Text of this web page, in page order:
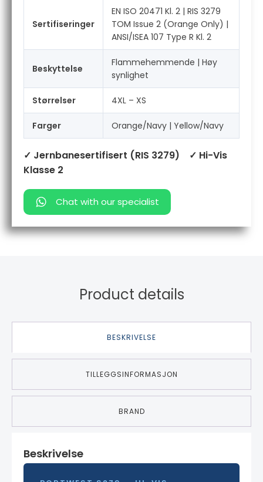
Sertifiseringer
EN ISO 20471 Kl. 2 | RIS 3279
TOM Issue 2 (Orange Only) |
ANSI/ISEA 107 Type R Kl. 2
Beskyttelse
Flammehemmende | Høy
synlighet
Størrelser 4XL – XS
Farger Orange/Navy | Yellow/Navy
✓ Jernbanesertifisert (RIS 3279)
✓ Hi-Vis
Klasse 2
Chat with our specialist
Product details
BESKRIVELSE
TILLEGGSINFORMASJON
BRAND
Beskrivelse